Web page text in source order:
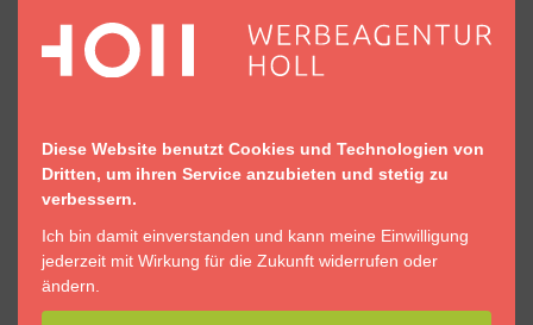
Hier habe ich mitgewirkt
Diese Website benutzt Cookies und Technologien von
Dritten, um ihren Service anzubieten und stetig zu
verbessern.
Ich bin damit einverstanden und kann meine Einwilligung
jederzeit mit Wirkung für die Zukunft widerrufen oder
ändern.